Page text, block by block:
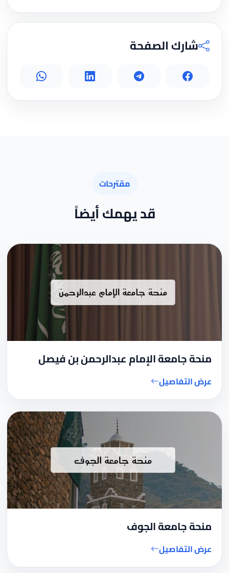
شارك الصفحة
مقترحات
قد يهمك أيضاً
منحة جامعة الإمام عبدالرحمن بن فيصل
عرض التفاصيل
منحة جامعة الجوف
عرض التفاصيل